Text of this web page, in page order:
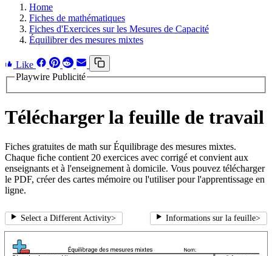
Home
Fiches de mathématiques
Fiches d'Exercices sur les Mesures de Capacité
Équilibrer des mesures mixtes
Like
Playwire Publicité
Télécharger la feuille de travail
Fiches gratuites de math sur Équilibrage des mesures mixtes.
Chaque fiche contient 20 exercices avec corrigé et convient aux
enseignants et à l'enseignement à domicile. Vous pouvez télécharger
le PDF, créer des cartes mémoire ou l'utiliser pour l'apprentissage en
ligne.
Select a Different Activity> Informations sur la feuille>